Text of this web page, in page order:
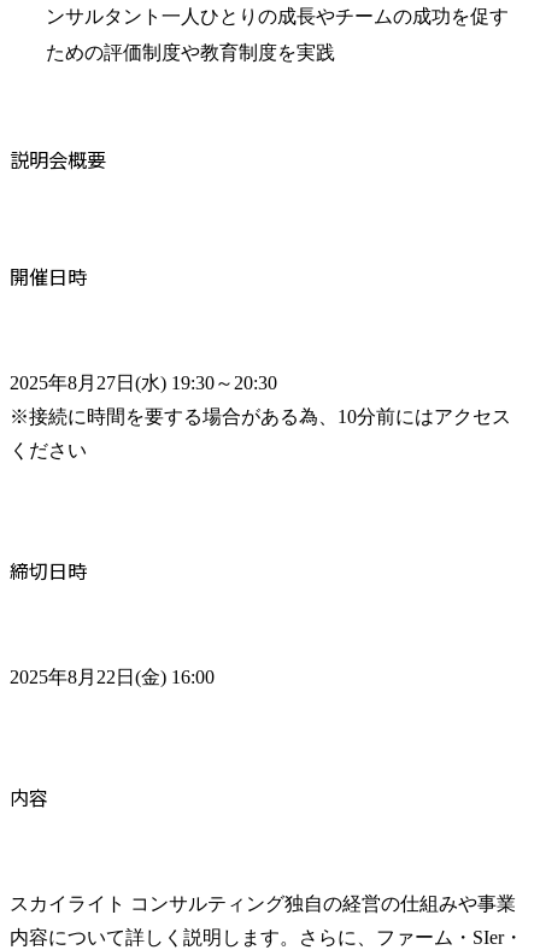
ンサルタント一人ひとりの成長やチームの成功を促す
ための評価制度や教育制度を実践
説明会概要
開催日時
2025年8月27日(水) 19:30～20:30
※接続に時間を要する場合がある為、10分前にはアクセス
ください
締切日時
2025年8月22日(金) 16:00
内容
スカイライト コンサルティング独自の経営の仕組みや事業
内容について詳しく説明します。さらに、ファーム・SIer・